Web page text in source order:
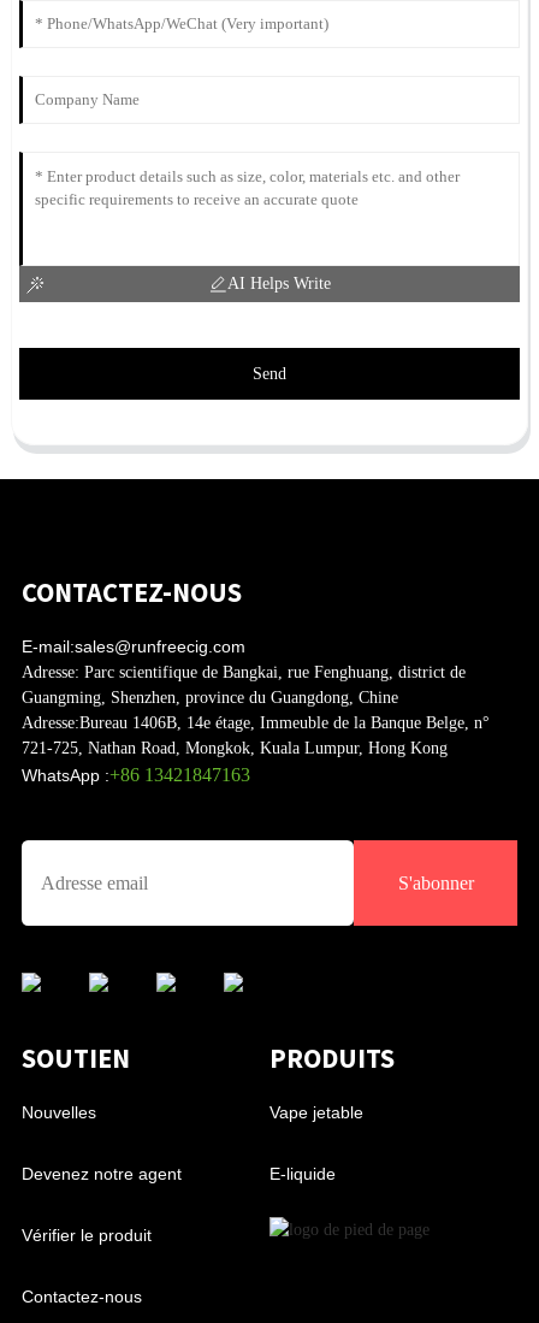
AI Helps Write
Send
CONTACTEZ-NOUS
E-mail:sales@runfreecig.com
Adresse: Parc scientifique de Bangkai, rue Fenghuang, district de
Guangming, Shenzhen, province du Guangdong, Chine
Adresse:Bureau 1406B, 14e étage, Immeuble de la Banque Belge, n°
721-725, Nathan Road, Mongkok, Kuala Lumpur, Hong Kong
WhatsApp :+86 13421847163
S'abonner
SOUTIEN
Nouvelles
Devenez notre agent
Vérifier le produit
Contactez-nous
PRODUITS
Vape jetable
E-liquide